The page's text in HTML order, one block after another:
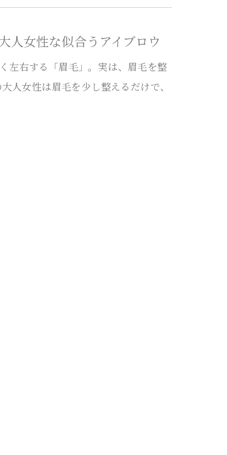
女性な似合うアイブロウ
左右する「眉毛」。実は、眉毛を整
人女性は眉毛を少し整えるだけで、